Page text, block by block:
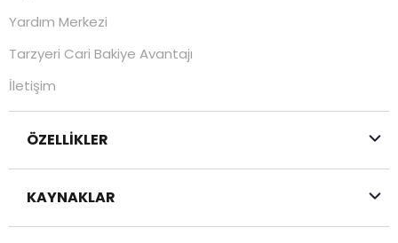
Yardım Merkezi
Tarzyeri Cari Bakiye Avantajı
İletişim
ÖZELLİKLER
KAYNAKLAR